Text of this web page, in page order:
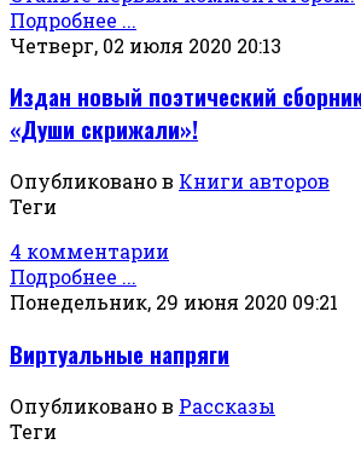
Подробнее ...
Четверг, 02 июля 2020 20:13
Издан новый поэтический
«Души скрижали»!
Опубликовано в Книги авторов
Теги
4 комментарии
Подробнее ...
Понедельник, 29 июня 2020 09:21
Виртуальные напряги
Опубликовано в Рассказы
Теги